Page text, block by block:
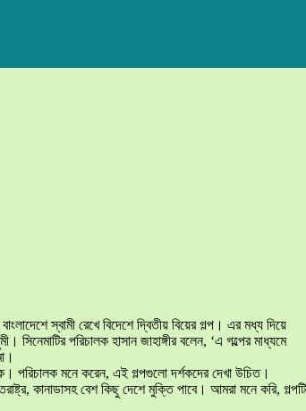
স্বামী রেখে বিদেশে দ্বিতীয় বিয়ের গল্প। এর মধ্য দিয়ে
পরিচালক হাসান জাহাঙ্গীর বলেন, ‘এ গল্পের মাধ্যমে
পরিচালক মনে করেন, এই গল্পগুলো দর্শকদের দেখা উচিত।
কানাডাসহ বেশ কিছু দেশে মুক্তি পাবে। আমরা মনে করি, গল্পটি